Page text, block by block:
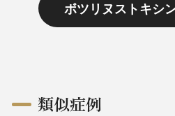
ボツリヌストキシ
類似症例